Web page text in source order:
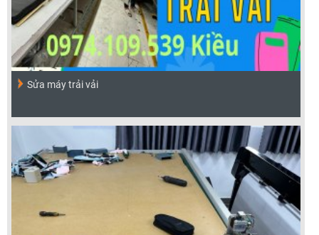
Sửa máy trải vải